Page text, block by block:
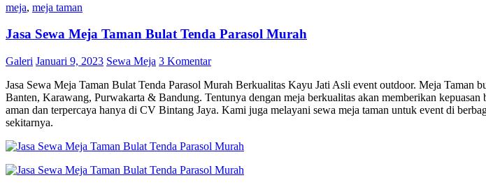
meja, meja taman
Jasa Sewa Meja Taman Bulat Tenda Parasol Murah
Galeri Januari 9, 2023 Sewa Meja 3 Komentar
Jasa Sewa Meja Taman Bulat Tenda Parasol Murah Berkualitas Kayu Jati Asli event outdoor. Meja
Banten, Karawang, Purwakarta & Bandung. Tentunya dengan meja berkualitas akan memberikan
aman dan terpercaya hanya di CV Bintang Jaya. Kami juga melayani sewa meja taman untuk event di
sekitarnya.